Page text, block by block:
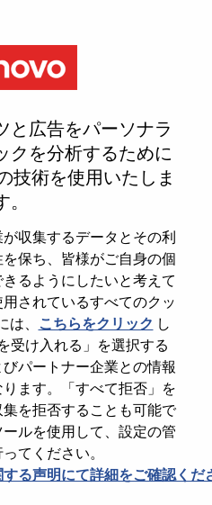
と広告をパーソナラ
クを分析するために
技術を使用いたしま
。
収集するデータとその利
保ち、皆様がご自身の個
るようにしたいと考えて
されているすべてのクッ
、
こちらをクリック し
受け入れる」を選択する
パートナー企業との情報
ます。「すべて拒否」を
を拒否することも可能で
ルを使用して、設定の管
てください。
る声明にて詳細をご確認くだ
リセットします
associated with your
するためにリンクを
さい